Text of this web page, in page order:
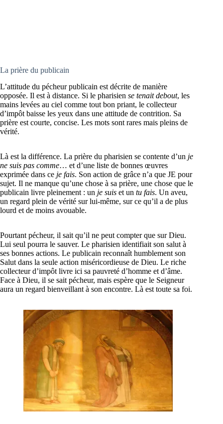
La prière du publicain
L’attitude du pécheur publicain est décrite de manière
opposée. Il est à distance. Si le pharisien se tenait debout, les
mains levées au ciel comme tout bon priant, le collecteur
d’impôt baisse les yeux dans une attitude de contrition. Sa
prière est courte, concise. Les mots sont rares mais pleins de
vérité.
Là est la différence. La prière du pharisien se contente d’un je
ne suis pas comme… et d’une liste de bonnes œuvres
exprimée dans ce je fais. Son action de grâce n’a que JE pour
sujet. Il ne manque qu’une chose à sa prière, une chose que le
publicain livre pleinement : un je suis et un tu fais. Un aveu,
un regard plein de vérité sur lui-même, sur ce qu’il a de plus
lourd et de moins avouable.
Pourtant pécheur, il sait qu’il ne peut compter que sur Dieu.
Lui seul pourra le sauver. Le pharisien identifiait son salut à
ses bonnes actions. Le publicain reconnaît humblement son
Salut dans la seule action miséricordieuse de Dieu. Le riche
collecteur d’impôt livre ici sa pauvreté d’homme et d’âme.
Face à Dieu, il se sait pécheur, mais espère que le Seigneur
aura un regard bienveillant à son encontre. Là est toute sa foi.